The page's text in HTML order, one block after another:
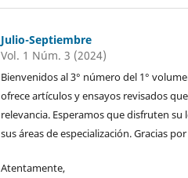
Julio-Septiembre
Vol. 1 Núm. 3 (2024)
Bienvenidos al 3° número del 1°
ofrece artículos y ensayos revisados
relevancia. Esperamos que disfruten
sus áreas de especialización. Gracias
Atentamente,